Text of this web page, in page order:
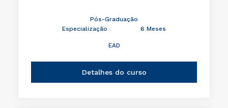
Pós-Graduação
Especialização
6 Meses
EAD
Detalhes do curso